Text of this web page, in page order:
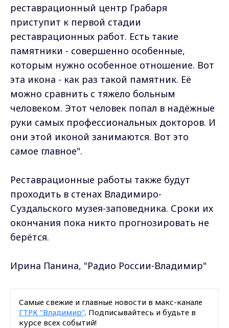
реставрационный центр Грабаря
приступит к первой стадии
реставрационных работ. Есть такие
памятники - совершенно особенные,
которым нужно особенное отношение. Вот
эта икона - как раз такой памятник. Её
можно сравнить с тяжело больным
человеком. Этот человек попал в надёжные
руки самых профессиональных докторов. И
они этой иконой занимаются. Вот это
самое главное".
Реставрационные работы также будут
проходить в стенах Владимиро-
Суздальского музея-заповедника. Сроки их
окончания пока никто прогнозировать не
берётся.
Ирина Панина, "Радио России-Владимир"
Самые свежие и главные новости в макс-канале
ГТРК "Владимир". Подписывайтесь и будьте в
курсе всех событий!